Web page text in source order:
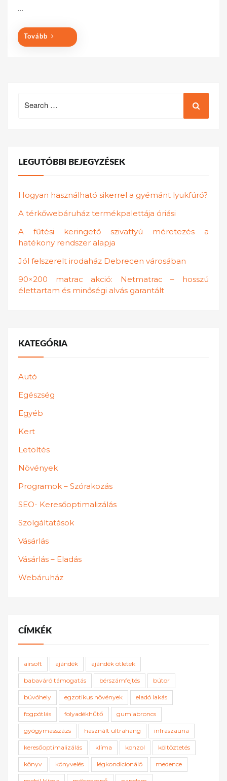
…
Tovább
for:
LEGUTÓBBI BEJEGYZÉSEK
Hogyan használható sikerrel a gyémánt lyukfúró?
A térkőwebáruház termékpalettája óriási
A fűtési keringető szivattyú méretezés a
hatékony rendszer alapja
Jól felszerelt irodaház Debrecen városában
90×200 matrac akció: Netmatrac – hosszú
élettartam és minőségi alvás garantált
KATEGÓRIA
Autó
Egészség
Egyéb
Kert
Letöltés
Növények
Programok – Szórakozás
SEO- Keresőoptimalizálás
Szolgáltatások
Vásárlás
Vásárlás – Eladás
Webáruház
CÍMKÉK
airsoft ajándék ajándék ötletek
babaváró támogatás bérszámfejtés bútor
búvóhely egzotikus növények eladó lakás
fogpótlás folyadékhűtő gumiabroncs
gyógymasszázs használt ultrahang infraszauna
keresőoptimalizálás klíma konzol költöztetés
könyv könyvelés légkondicionáló medence